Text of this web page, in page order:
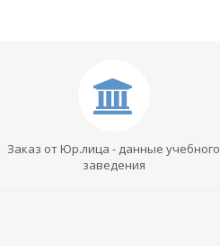
Заказ от Юр.лица - данные учебного
заведения